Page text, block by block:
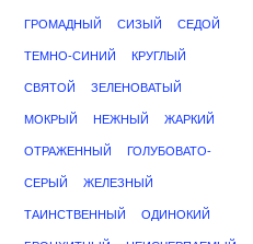
ГРОМАДНЫЙ СИЗЫЙ СЕДОЙ
ТЕМНО-СИНИЙ КРУГЛЫЙ
СВЯТОЙ ЗЕЛЕНОВАТЫЙ
МОКРЫЙ НЕЖНЫЙ ЖАРКИЙ
ОТРАЖЕННЫЙ ГОЛУБОВАТО-
СЕРЫЙ ЖЕЛЕЗНЫЙ
ТАИНСТВЕННЫЙ ОДИНОКИЙ